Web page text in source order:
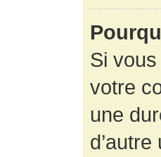
Si
votre
une